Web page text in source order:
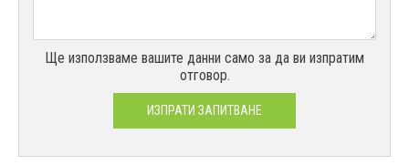
Ще използваме вашите данни само за да ви изпратим
отговор.
ИЗПРАТИ ЗАПИТВАНЕ